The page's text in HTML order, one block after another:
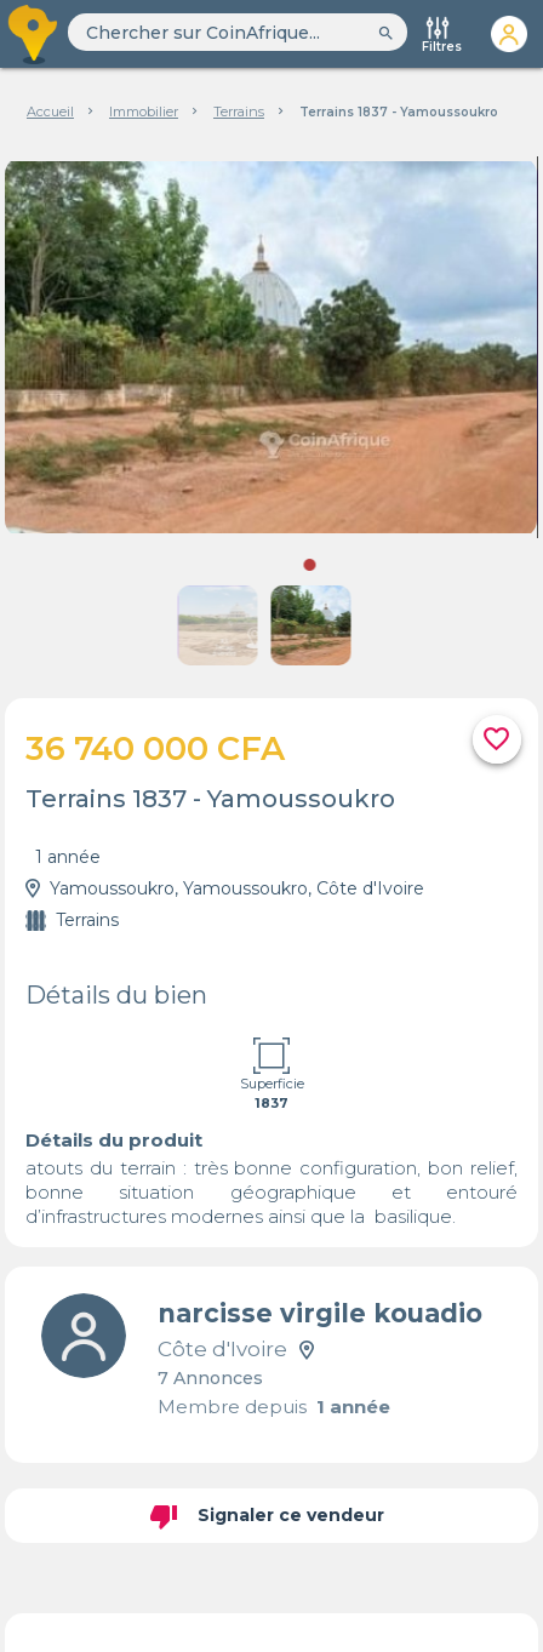
search
Filtres
Accueil Immobilier Terrains Terrains 1837 - Yamoussoukro
favorite_border
36 740 000 CFA
Terrains 1837 - Yamoussoukro
1 année
Yamoussoukro, Yamoussoukro, Côte d'Ivoire
Terrains
Détails du bien
Superficie
1837
Détails du produit
atouts du terrain : très bonne configuration, bon relief,
bonne situation géographique et entouré
d’infrastructures modernes ainsi que la  basilique.
narcisse virgile kouadio
Côte d'Ivoire
7 Annonces
Membre depuis1 année
thumb_down Signaler ce vendeur